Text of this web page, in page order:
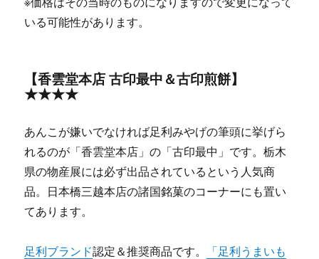
いる可能性があります。
【香雲堂本店 古印最中＆古印煎餅】
★★★★
あんこが嫌いでなければ足利みやげの筆頭に挙げら
れるのが「香雲堂本店」の「古印最中」です。栃木
県の物産展には必ず出品されているという人気商
品。日本橋三越本店の諸国銘菓のコーナーにも置い
てあります。
足利ブランド認定＆推奨商品です。
「足利うまいも